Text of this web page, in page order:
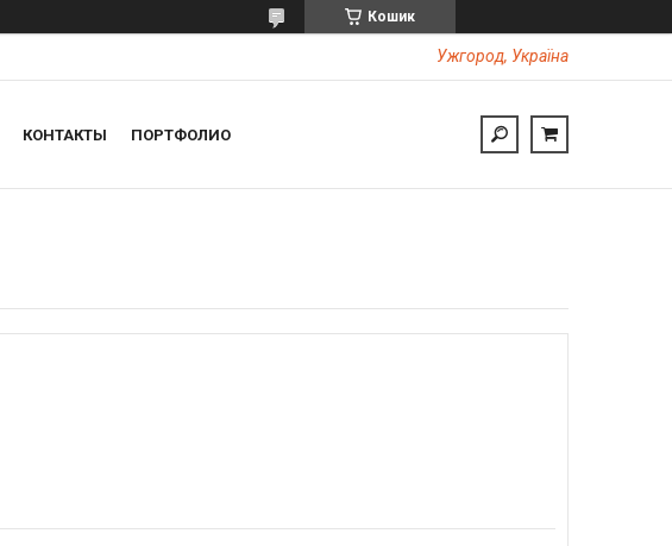
Кошик
Ужгород, Україна
КОНТАКТЫ ПОРТФОЛИО